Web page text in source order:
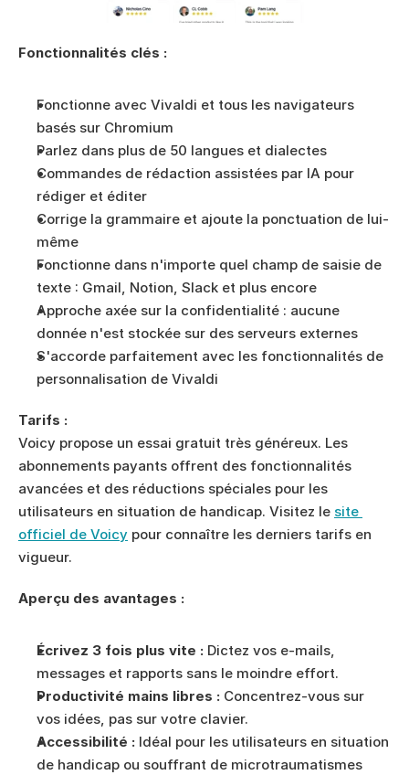
Fonctionnalités clés :
Fonctionne avec Vivaldi et tous les navigateurs
basés sur Chromium
Parlez dans plus de 50 langues et dialectes
Commandes de rédaction assistées par IA pour
rédiger et éditer
Corrige la grammaire et ajoute la ponctuation de lui-
même
Fonctionne dans n'importe quel champ de saisie de
texte : Gmail, Notion, Slack et plus encore
Approche axée sur la confidentialité : aucune
donnée n'est stockée sur des serveurs externes
S'accorde parfaitement avec les fonctionnalités de
personnalisation de Vivaldi
Tarifs :
Voicy propose un essai gratuit très généreux. Les
abonnements payants offrent des fonctionnalités
avancées et des réductions spéciales pour les
utilisateurs en situation de handicap. Visitez le site
officiel de Voicy pour connaître les derniers tarifs en
vigueur.
Aperçu des avantages :
Écrivez 3 fois plus vite : Dictez vos e-mails,
messages et rapports sans le moindre effort.
Productivité mains libres : Concentrez-vous sur
vos idées, pas sur votre clavier.
Accessibilité : Idéal pour les utilisateurs en situation
de handicap ou souffrant de microtraumatismes